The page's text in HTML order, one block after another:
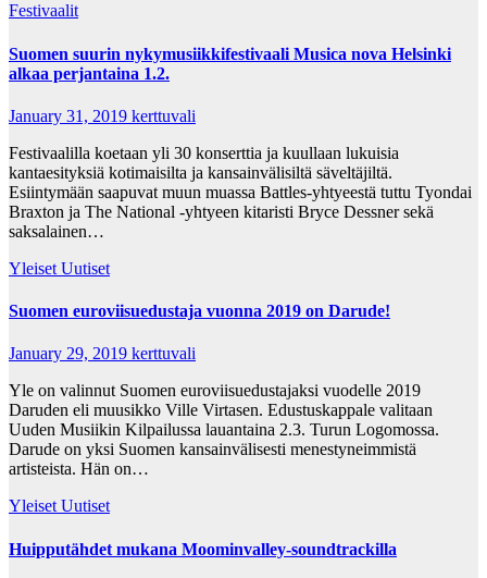
Festivaalit
Suomen suurin nykymusiikkifestivaali Musica nova Helsinki
alkaa perjantaina 1.2.
January 31, 2019 kerttuvali
Festivaalilla koetaan yli 30 konserttia ja kuullaan lukuisia
kantaesityksiä kotimaisilta ja kansainvälisiltä säveltäjiltä.
Esiintymään saapuvat muun muassa Battles-yhtyeestä tuttu Tyondai
Braxton ja The National -yhtyeen kitaristi Bryce Dessner sekä
saksalainen…
Yleiset Uutiset
Suomen euroviisuedustaja vuonna 2019 on Darude!
January 29, 2019 kerttuvali
Yle on valinnut Suomen euroviisuedustajaksi vuodelle 2019
Daruden eli muusikko Ville Virtasen. Edustuskappale valitaan
Uuden Musiikin Kilpailussa lauantaina 2.3. Turun Logomossa.
Darude on yksi Suomen kansainvälisesti menestyneimmistä
artisteista. Hän on…
Yleiset Uutiset
Huipputähdet mukana Moominvalley-soundtrackilla